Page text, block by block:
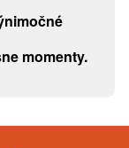
momenty.